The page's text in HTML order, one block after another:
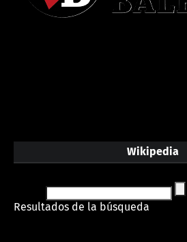
Wikipedia
Resultados de la búsqueda